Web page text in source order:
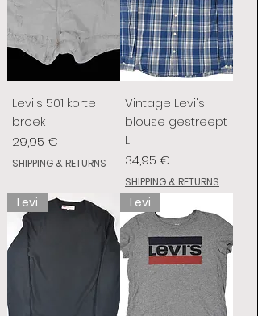
Levi's 501 korte
broek
Preis
29,95 €
SHIPPING & RETURNS
Vintage Levi's
blouse gestreept
L
Preis
34,95 €
SHIPPING & RETURNS
Levi Levi